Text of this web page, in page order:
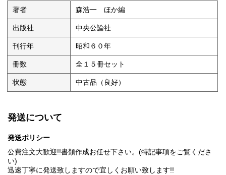
著者 森浩一 ほか編
出版社 中央公論社
刊行年 昭和６０年
冊数 全１５冊セット
状態 中古品（良好）
発送について
発送ポリシー
公費注文大歓迎!!書類作成お任せ下さい。(特記事項をご覧くださ
い)
迅速丁寧に発送致しますので宜しくお願い致します!!